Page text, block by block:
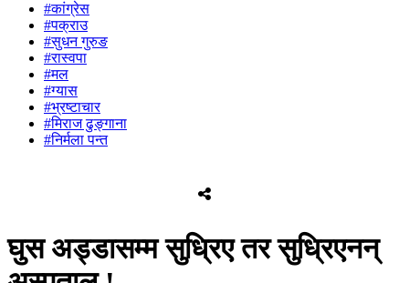
#कांग्रेस
#पक्राउ
#सुधन गुरुङ
#रास्वपा
#मल
#ग्यास
#भ्रष्टाचार
#मिराज ढुङ्गाना
#निर्मला पन्त
घुस अड्डासम्म सुध्रिए तर सुध्रिएनन्